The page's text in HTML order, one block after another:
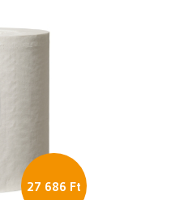
27 686 Ft